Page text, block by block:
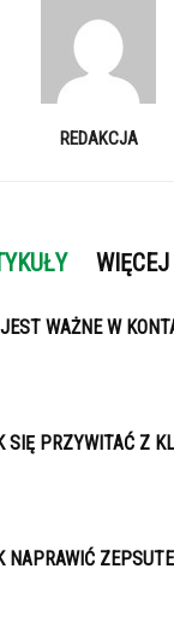
REDAKCJA
WAŻNE W
SIĘ PRZYWITAĆ Z
NAPRAWIĆ